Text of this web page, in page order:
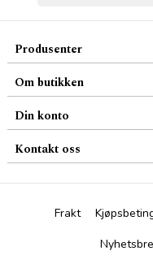
Produsenter
Om butikken
Din konto
Kontakt oss
Frakt